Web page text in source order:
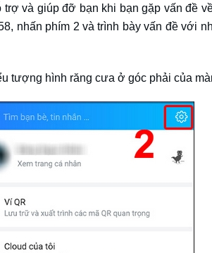
và giúp đỡ bạn khi bạn gặp vấn đề
nhấn phím 2 và trình bày vấn đề với
tượng hình răng cưa ở góc phải của